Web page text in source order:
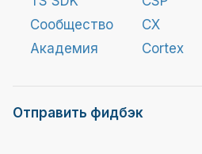
Сообщество
Академия
CX
Cortex
Отправить фидбэк